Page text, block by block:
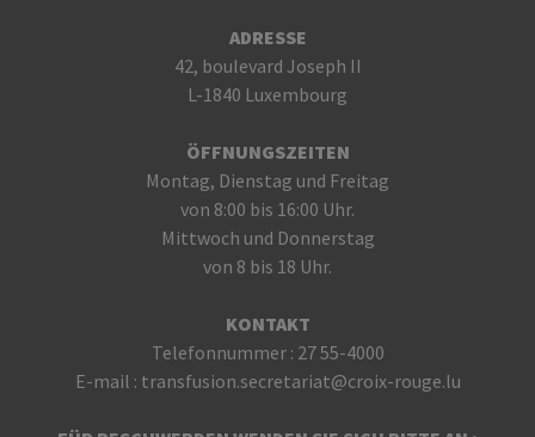
ADRESSE
42, boulevard Joseph II
L-1840 Luxembourg
ÖFFNUNGSZEITEN
Montag, Dienstag und Freitag
von 8:00 bis 16:00 Uhr.
Mittwoch und Donnerstag
von 8 bis 18 Uhr.
KONTAKT
Telefonnummer : 27 55-4000
E-mail : transfusion.secretariat@croix-rouge.lu